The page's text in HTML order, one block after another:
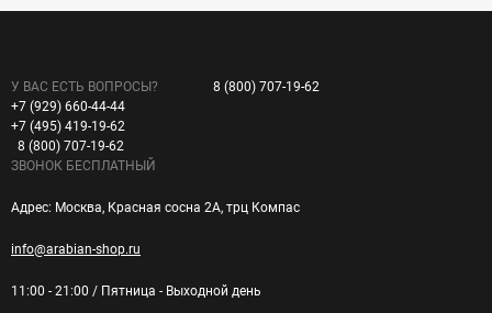
У ВАС ЕСТЬ ВОПРОСЫ?
+7 (929) 660-44-44
+7 (495) 419-19-62
8 (800) 707-19-62
ЗВОНОК БЕСПЛАТНЫЙ
8 (800) 707-19-62
Адрес: Москва, Красная сосна 2А, трц Компас
info@arabian-shop.ru
11:00 - 21:00 / Пятница - Выходной день